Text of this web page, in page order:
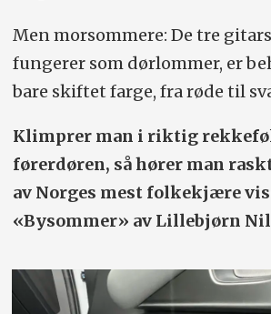
Men morsommere: De tre
fungerer som dørlommer, er
bare skiftet farge, fra røde til
Klimprer man i riktig
førerdøren, så hører man
av Norges mest folkekjære
«Bysommer» av Lillebjørn